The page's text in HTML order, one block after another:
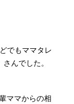
でもママタレ
んでした。
ママからの相